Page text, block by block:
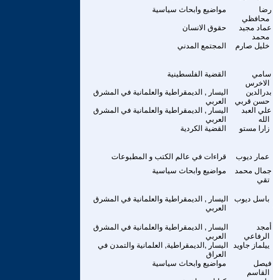
مواضيع وابحاث سياسية
رضا
محافظي
حقوق الانسان
عماد مجيد
محمد
المجتمع المدني خليل صارم
القضية الفلسطينية
سامي
الاخرس
اليسار , الديمقراطية والعلمانية في المشرق
العربي
بدرالدين
حسن قربي
اليسار , الديمقراطية والعلمانية في المشرق
العربي
علي العبد
الله
القضية الكردية زارا مستو
قراءات في عالم الكتب و المطبوعات عمار ديوب
مواضيع وابحاث سياسية
جمال محمد
تقي
اليسار , الديمقراطية والعلمانية في المشرق
العربي
باسل ديوب
اليسار , الديمقراطية والعلمانية في المشرق
العربي
أمجد
الرفاعي
اليسار ,الديمقراطية, العلمانية والتمدن في
العراق
ييلماز جاويد
مواضيع وابحاث سياسية
فيصل
القاسم